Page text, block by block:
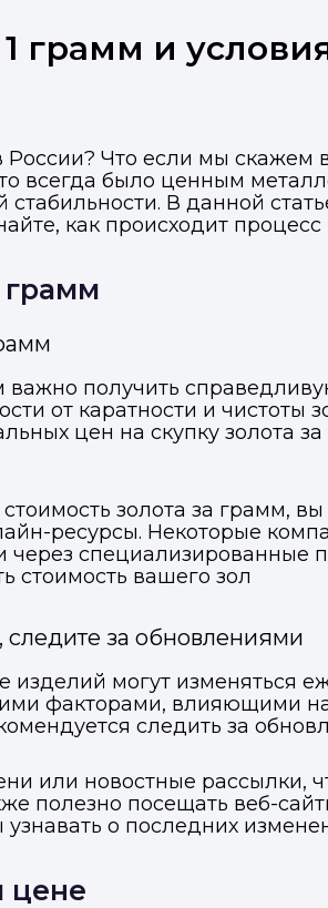
грамм и
Что если мы скажем
всегда было ценным
В данной
как происходит
грамм
получить
от каратности и чистоты
цен на скупку золота
золота за грамм,
ресурсы. Некоторые
через
стоимость вашего зол
следите за обновлениями
могут изменяться
факторами, влияющими
следить за
или новостные рассылки,
полезно посещать веб-
о последних
цене